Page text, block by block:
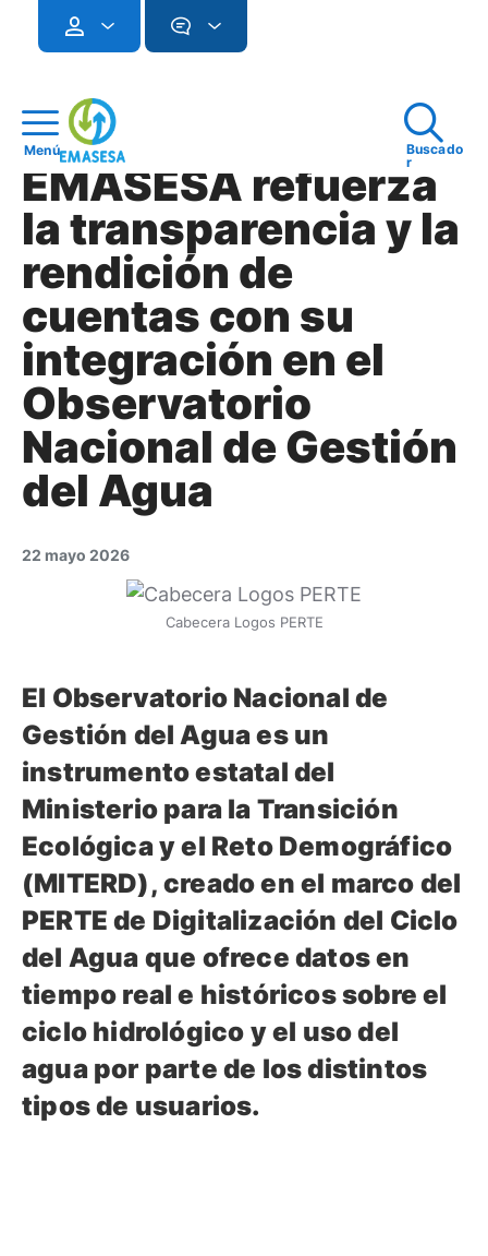
Menú
Buscado
r
EMASESA refuerza
la transparencia y la
rendición de
cuentas con su
integración en el
Observatorio
Nacional de Gestión
del Agua
22 mayo 2026
Cabecera Logos PERTE
El Observatorio Nacional de
Gestión del Agua es un
instrumento estatal del
Ministerio para la Transición
Ecológica y el Reto Demográfico
(MITERD), creado en el marco del
PERTE de Digitalización del Ciclo
del Agua que ofrece datos en
tiempo real e históricos sobre el
ciclo hidrológico y el uso del
agua por parte de los distintos
tipos de usuarios.